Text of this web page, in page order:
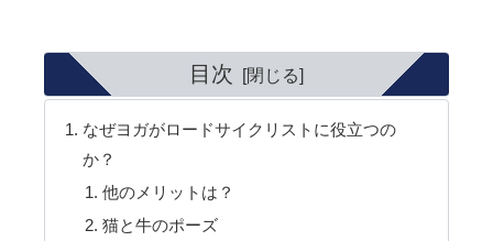
目次
なぜヨガがロードサイクリストに役立つの
か？
他のメリットは？
猫と牛のポーズ